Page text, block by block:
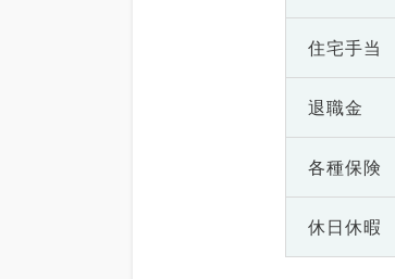
住宅手当
退職金
各種保険
休日休暇